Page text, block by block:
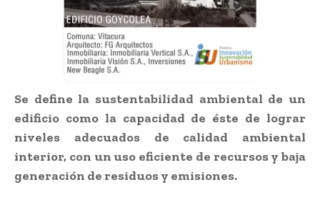
Se define la sustentabilidad ambiental de un
edificio como la capacidad de éste de lograr
niveles adecuados de calidad ambiental
interior, con un uso eficiente de recursos y baja
generación de residuos y emisiones.